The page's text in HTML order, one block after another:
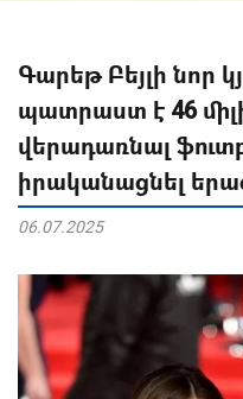
Գարեթ Բեյլի նոր
պատրաստ է 46
վերադառնալ
իրականացնել
06.07.2025